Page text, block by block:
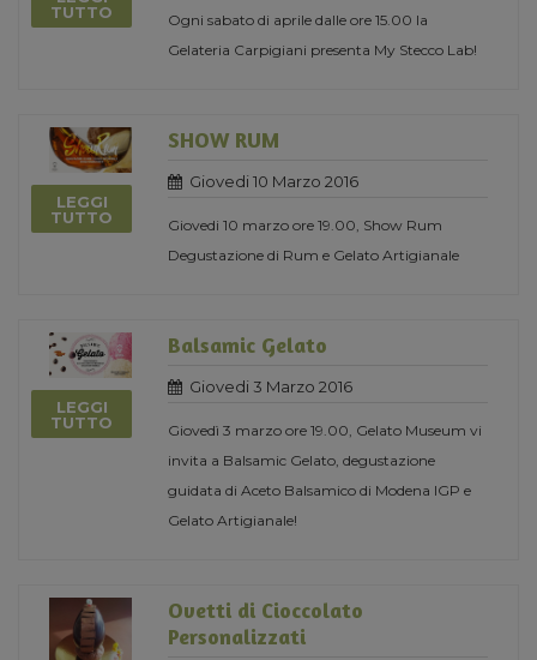
TUTTO
Ogni sabato di aprile dalle ore 15.00 la
Gelateria Carpigiani presenta My Stecco Lab!
LEGGI
TUTTO
SHOW RUM
Giovedi 10 Marzo 2016
Giovedi 10 marzo ore 19.00, Show Rum
Degustazione di Rum e Gelato Artigianale
LEGGI
TUTTO
Balsamic Gelato
Giovedi 3 Marzo 2016
Giovedì 3 marzo ore 19.00, Gelato Museum vi
invita a Balsamic Gelato, degustazione
guidata di Aceto Balsamico di Modena IGP e
Gelato Artigianale!
Ovetti di Cioccolato
Personalizzati